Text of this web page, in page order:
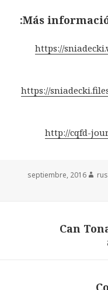
Más
https://
https://
http://cqfd-
Autor
Can